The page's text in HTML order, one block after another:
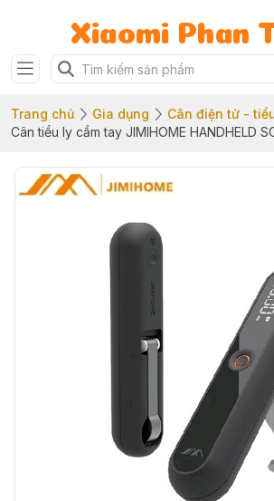
Xiaomi Phan
Trang chủ Gia dụng
Cân điện tử -
Cân tiểu ly cầm tay JIMIHOME HANDHELD